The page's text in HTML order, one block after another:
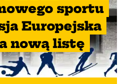
sportu
Europejska
nową listę